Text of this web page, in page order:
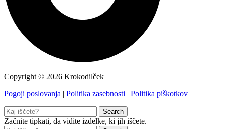
Copyright © 2026 Krokodilček
Pogoji poslovanja | Politika zasebnosti | Politika piškotkov
Search
Začnite tipkati, da vidite izdelke, ki jih iščete.